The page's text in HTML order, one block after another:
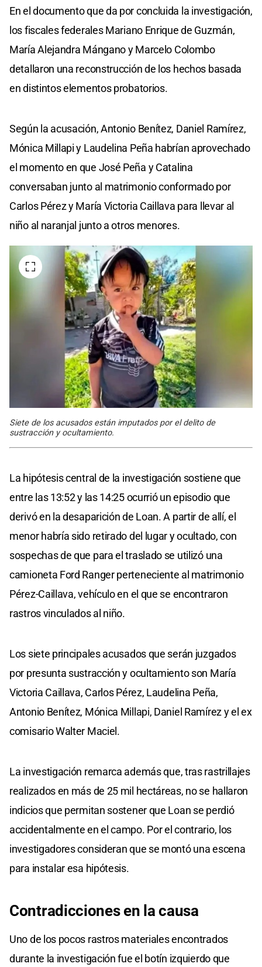
En el documento que da por concluida la investigación,
los fiscales federales Mariano Enrique de Guzmán,
María Alejandra Mángano y Marcelo Colombo
detallaron una reconstrucción de los hechos basada
en distintos elementos probatorios.
Según la acusación, Antonio Benítez, Daniel Ramírez,
Mónica Millapi y Laudelina Peña habrían aprovechado
el momento en que José Peña y Catalina
conversaban junto al matrimonio conformado por
Carlos Pérez y María Victoria Caillava para llevar al
niño al naranjal junto a otros menores.
Siete de los acusados están imputados por el delito de
sustracción y ocultamiento.
La hipótesis central de la investigación sostiene que
entre las 13:52 y las 14:25 ocurrió un episodio que
derivó en la desaparición de Loan. A partir de allí, el
menor habría sido retirado del lugar y ocultado, con
sospechas de que para el traslado se utilizó una
camioneta Ford Ranger perteneciente al matrimonio
Pérez-Caillava, vehículo en el que se encontraron
rastros vinculados al niño.
Los siete principales acusados que serán juzgados
por presunta sustracción y ocultamiento son María
Victoria Caillava, Carlos Pérez, Laudelina Peña,
Antonio Benítez, Mónica Millapi, Daniel Ramírez y el ex
comisario Walter Maciel.
La investigación remarca además que, tras rastrillajes
realizados en más de 25 mil hectáreas, no se hallaron
indicios que permitan sostener que Loan se perdió
accidentalmente en el campo. Por el contrario, los
investigadores consideran que se montó una escena
para instalar esa hipótesis.
Contradicciones en la causa
Uno de los pocos rastros materiales encontrados
durante la investigación fue el botín izquierdo que